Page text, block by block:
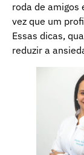
roda de amigos
vez que um
Essas dicas,
reduzir a